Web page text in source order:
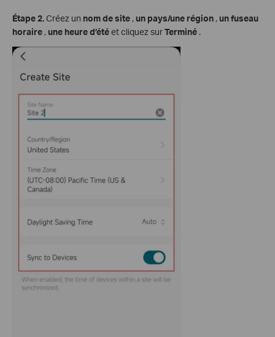
Étape 2.Créez un nom de site ,un pays/une région ,un fuseau
horaire ,une heure d’étéet cliquez surTerminé .